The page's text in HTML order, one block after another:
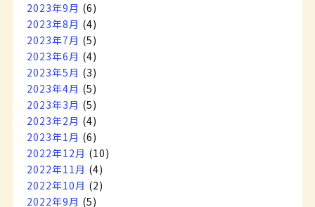
2023年9月 (6)
2023年8月 (4)
2023年7月 (5)
2023年6月 (4)
2023年5月 (3)
2023年4月 (5)
2023年3月 (5)
2023年2月 (4)
2023年1月 (6)
2022年12月 (10)
2022年11月 (4)
2022年10月 (2)
2022年9月 (5)